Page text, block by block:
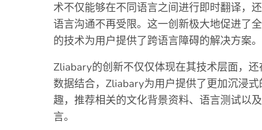
术不仅能够在不同语言之间进行即时翻译，
语言沟通不再受限。这一创新极大地促进了
的技术为用户提供了跨语言障碍的解决方案。
Zliabary的创新不仅仅体现在其技术层面，
数据结合，Zliabary为用户提供了更加沉浸
趣，推荐相关的文化背景资料、语言测试以
言。